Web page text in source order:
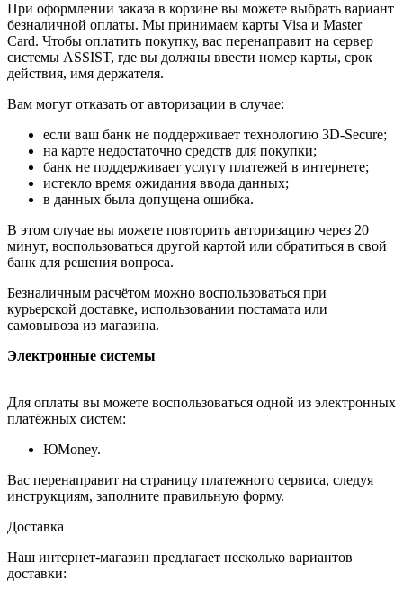
При оформлении заказа в корзине вы можете выбрать вариант
безналичной оплаты. Мы принимаем карты Visa и Master
Card. Чтобы оплатить покупку, вас перенаправит на сервер
системы ASSIST, где вы должны ввести номер карты, срок
действия, имя держателя.
Вам могут отказать от авторизации в случае:
если ваш банк не поддерживает технологию 3D-Secure;
на карте недостаточно средств для покупки;
банк не поддерживает услугу платежей в интернете;
истекло время ожидания ввода данных;
в данных была допущена ошибка.
В этом случае вы можете повторить авторизацию через 20
минут, воспользоваться другой картой или обратиться в свой
банк для решения вопроса.
Безналичным расчётом можно воспользоваться при
курьерской доставке, использовании постамата или
самовывоза из магазина.
Электронные системы
Для оплаты вы можете воспользоваться одной из электронных
платёжных систем:
ЮMoney.
Вас перенаправит на страницу платежного сервиса, следуя
инструкциям, заполните правильную форму.
Доставка
Наш интернет-магазин предлагает несколько вариантов
доставки: